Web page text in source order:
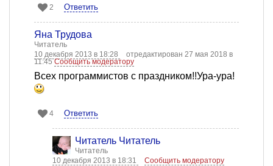
2 Ответить
Яна Трудова
Читатель
10 декабря 2013 в 18:28
отредактирован 27 мая 2018 в
11:45Сообщить модератору
Всех программистов с праздником!!Ура-ура!
4 Ответить
Читатель Читатель
Читатель
10 декабря 2013 в 18:31
Сообщить модератору